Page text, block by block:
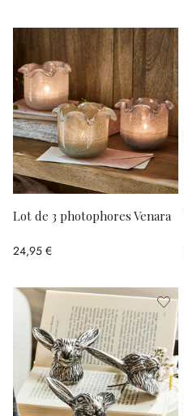
Lot de 3 photophores Venara
24,95 €